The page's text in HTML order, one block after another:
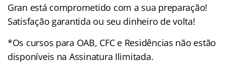
Gran está comprometido com a sua preparação!
Satisfação garantida ou seu dinheiro de volta!
*Os cursos para OAB, CFC e Residências não estão
disponíveis na Assinatura Ilimitada.